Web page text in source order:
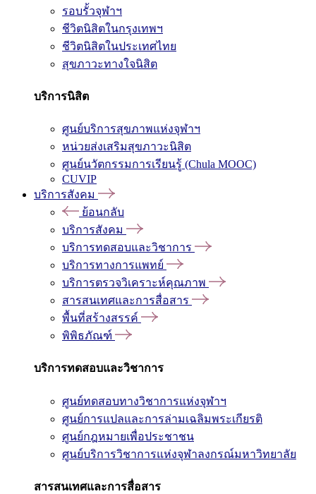
รอบรั้วจุฬาฯ
ชีวิตนิสิตในกรุงเทพฯ
ชีวิตนิสิตในประเทศไทย
สุขภาวะทางใจนิสิต
บริการนิสิต
ศูนย์บริการสุขภาพแห่งจุฬาฯ
หน่วยส่งเสริมสุขภาวะนิสิต
ศูนย์นวัตกรรมการเรียนรู้ (Chula MOOC)
CUVIP
บริการสังคม
ย้อนกลับ
บริการสังคม
บริการทดสอบและวิชาการ
บริการทางการแพทย์
บริการตรวจวิเคราะห์คุณภาพ
สารสนเทศและการสื่อสาร
พื้นที่สร้างสรรค์
พิพิธภัณฑ์
บริการทดสอบและวิชาการ
ศูนย์ทดสอบทางวิชาการแห่งจุฬาฯ
ศูนย์การแปลและการล่ามเฉลิมพระเกียรติ
ศูนย์กฎหมายเพื่อประชาชน
ศูนย์บริการวิชาการแห่งจุฬาลงกรณ์มหาวิทยาลัย
สารสนเทศและการสื่อสาร